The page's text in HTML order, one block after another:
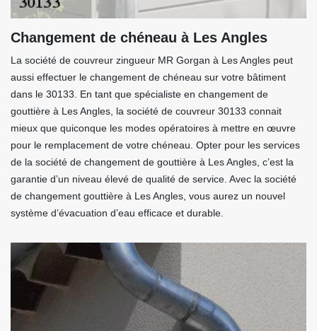
Changement de chéneau à Les Angles
La société de couvreur zingueur MR Gorgan à Les Angles peut
aussi effectuer le changement de chéneau sur votre bâtiment
dans le 30133. En tant que spécialiste en changement de
gouttière à Les Angles, la société de couvreur 30133 connait
mieux que quiconque les modes opératoires à mettre en œuvre
pour le remplacement de votre chéneau. Opter pour les services
de la société de changement de gouttière à Les Angles, c’est la
garantie d’un niveau élevé de qualité de service. Avec la société
de changement gouttière à Les Angles, vous aurez un nouvel
système d’évacuation d’eau efficace et durable.